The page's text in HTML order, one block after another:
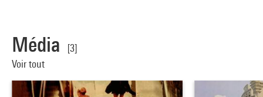
Média
[3]
Voir tout